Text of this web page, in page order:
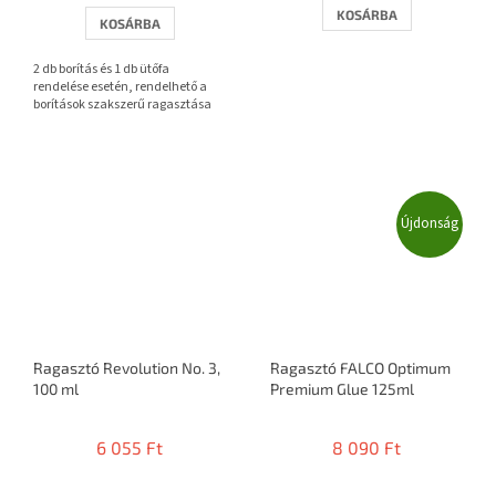
5-
ből
csillag.
KOSÁRBA
2 db borítás és 1 db ütőfa
rendelése esetén, rendelhető a
borítások szakszerű ragasztása
KOSÁRBA
Ragasztó Revolution No. 3,
100 ml
6 055 Ft
Újdonság
Ragasztó FALCO Optimum
Premium Glue 125ml
8 090 Ft